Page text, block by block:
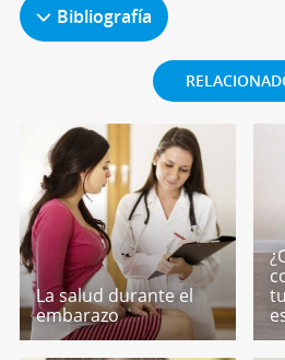
Bibliografía
La salud durante el
embarazo